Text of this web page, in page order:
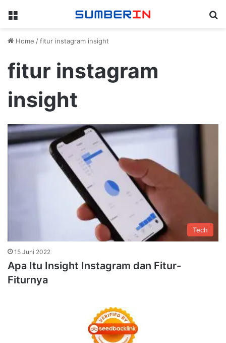
Menu
Home /fitur instagram insight
fitur instagram
insight
Tech
15 Juni 2022
Apa Itu Insight Instagram dan Fitur-
Fiturnya